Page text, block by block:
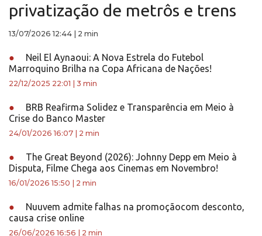
privatização de metrôs e trens
13/07/2026 12:44 2 min
●
Neil El Aynaoui: A Nova Estrela do Futebol
Marroquino Brilha na Copa Africana de Nações!
22/12/2025 22:01 3 min
●
BRB Reafirma Solidez e Transparência em Meio à
Crise do Banco Master
24/01/2026 16:07 2 min
●
The Great Beyond (2026): Johnny Depp em Meio à
Disputa, Filme Chega aos Cinemas em Novembro!
16/01/2026 15:50 2 min
●
Nuuvem admite falhas na promoçãocom desconto,
causa crise online
26/06/2026 16:56 2 min